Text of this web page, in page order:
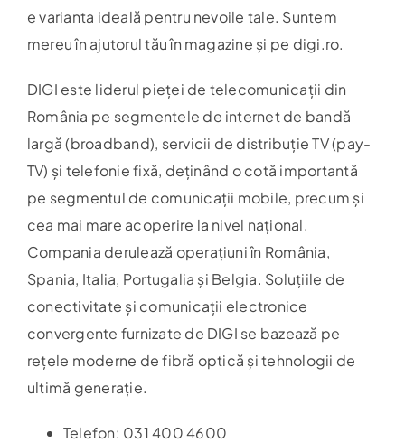
e varianta ideală pentru nevoile tale. Suntem
mereu în ajutorul tău în magazine și pe digi.ro.
DIGI este liderul pieței de telecomunicații din
România pe segmentele de internet de bandă
largă (broadband), servicii de distribuție TV (pay-
TV) și telefonie fixă, deținând o cotă importantă
pe segmentul de comunicații mobile, precum și
cea mai mare acoperire la nivel național.
Compania derulează operațiuni în România,
Spania, Italia, Portugalia și Belgia. Soluțiile de
conectivitate și comunicații electronice
convergente furnizate de DIGI se bazează pe
rețele moderne de fibră optică și tehnologii de
ultimă generație.
Telefon: 031 400 4600